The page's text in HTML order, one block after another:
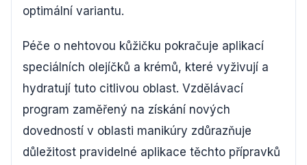
optimální variantu.
Péče o nehtovou kůžičku pokračuje aplikací
speciálních olejíčků a krémů, které vyživují a
hydratují tuto citlivou oblast. Vzdělávací
program zaměřený na získání nových
dovedností v oblasti manikúry zdůrazňuje
důležitost pravidelné aplikace těchto přípravků